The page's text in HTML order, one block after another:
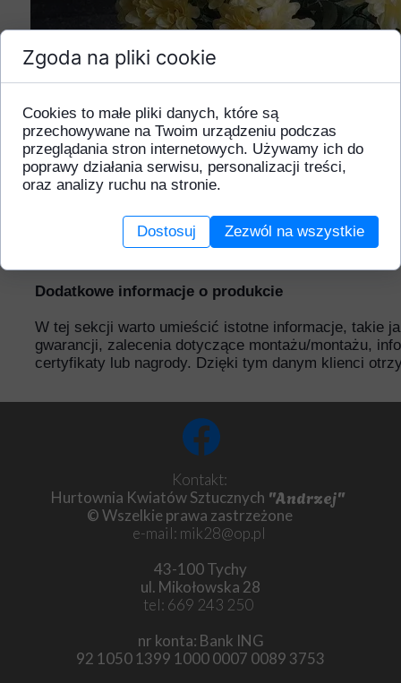
Dodatkowe informacje o produkcie
W tej sekcji warto umieścić istotne informacje, takie
gwarancji, zalecenia dotyczące montażu/montażu,
certyfikaty lub nagrody. Dzięki tym danym klienci
Kontakt:
Hurtownia Kwiatów Sztucznych "Andrzej"
© Wszelkie prawa zastrzeżone
e-mail: mik28@op.pl
43-100 Tychy
ul. Mikołowska 28
tel: 669 243 250
nr konta: Bank ING
92 1050 1399 1000 0007 0089 3753
Zgoda na pliki cookie
Cookies to małe pliki danych, które są
przechowywane na Twoim urządzeniu podczas
przeglądania stron internetowych. Używamy ich do
poprawy działania serwisu, personalizacji treści,
oraz analizy ruchu na stronie.
Dostosuj Zezwól na wszystkie